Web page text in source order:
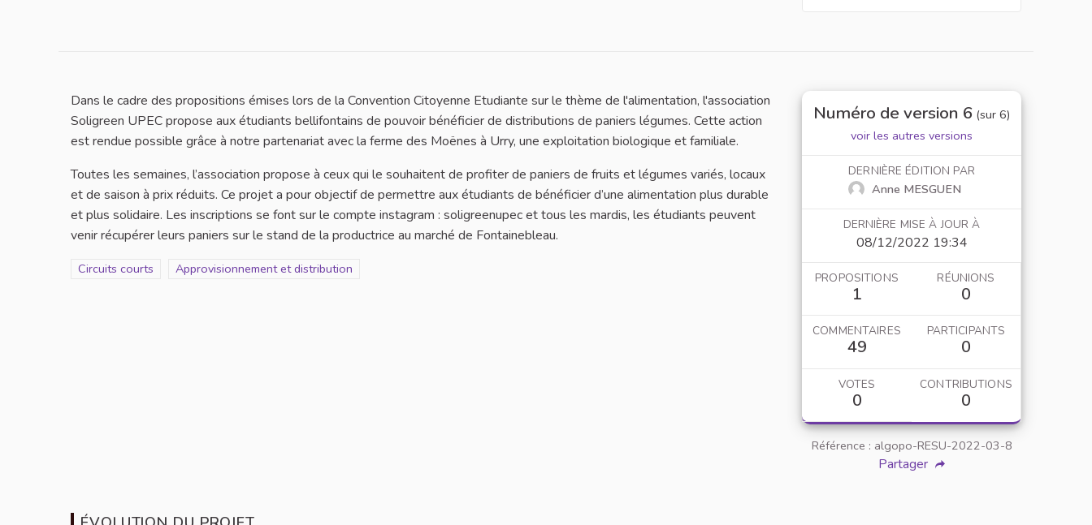
Dans le cadre des propositions émises lors de la Convention Citoyenne Etudiante sur le thème de l'alimentation, l'association
Soligreen UPEC propose aux étudiants bellifontains de pouvoir bénéficier de distributions de paniers légumes. Cette action
est rendue possible grâce à notre partenariat avec la ferme des Moënes à Urry, une exploitation biologique et familiale.
Toutes les semaines, l’association propose à ceux qui le souhaitent de profiter de paniers de fruits et légumes variés, locaux
et de saison à prix réduits. Ce projet a pour objectif de permettre aux étudiants de bénéficier d’une alimentation plus durable
et plus solidaire. Les inscriptions se font sur le compte instagram : soligreenupec et tous les mardis, les étudiants peuvent
venir récupérer leurs paniers sur le stand de la productrice au marché de Fontainebleau.
Filtrer les résultats de la catégorie : Circuits courts
Circuits courts Filtrer les résultats pour le secteur : Approvisionnement et distribution
Approvisionnement et distribution
Numéro de version 6 (sur 6)
voir les autres versions
DERNIÈRE ÉDITION PAR
Anne MESGUEN
DERNIÈRE MISE À JOUR À
08/12/2022 19:34
PROPOSITIONS
1
RÉUNIONS
0
COMMENTAIRES
49
PARTICIPANTS
0
VOTES
0
CONTRIBUTIONS
0
Référence : algopo-RESU-2022-03-8
Partager